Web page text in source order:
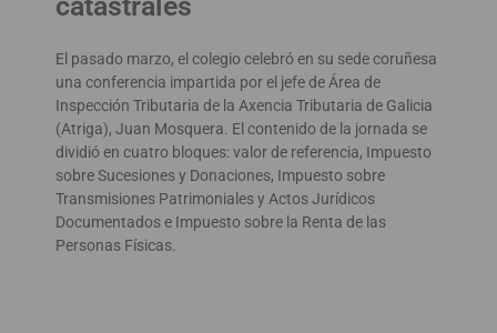
catastrales
El pasado marzo, el colegio celebró en su sede coruñesa
una conferencia impartida por el jefe de Área de
Inspección Tributaria de la Axencia Tributaria de Galicia
(Atriga), Juan Mosquera. El contenido de la jornada se
dividió en cuatro bloques: valor de referencia, Impuesto
sobre Sucesiones y Donaciones, Impuesto sobre
Transmisiones Patrimoniales y Actos Jurídicos
Documentados e Impuesto sobre la Renta de las
Personas Físicas.